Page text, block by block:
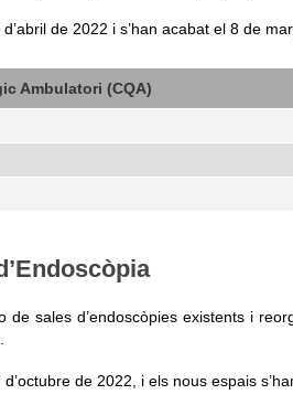
de 2022 i s’han acabat el 8 de
Ambulatori (CQA)
de sales d’endoscòpies existents i
de 2022, i els nous espais